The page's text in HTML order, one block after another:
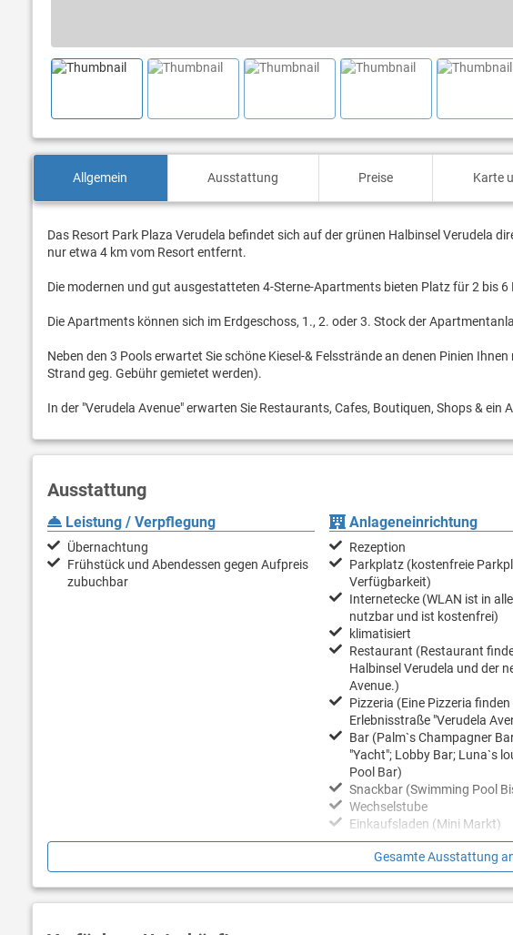
Allgemein Ausstattung Preise Karte
Das Resort Park Plaza Verudela befindet sich auf der grünen Halbinsel Verudela
nur etwa 4 km vom Resort entfernt.
Die modernen und gut ausgestatteten 4-Sterne-Apartments bieten Platz für 2 bis 6
Die Apartments können sich im Erdgeschoss, 1., 2. oder 3. Stock der
Neben den 3 Pools erwartet Sie schöne Kiesel-& Felsstrände an denen Pinien
Strand geg. Gebühr gemietet werden).
In der "Verudela Avenue" erwarten Sie Restaurants, Cafes, Boutiquen, Shops &
Ausstattung
Leistung / Verpflegung
Übernachtung
Frühstück und Abendessen gegen Aufpreis
zubuchbar
Anlageneinrichtung
Rezeption
Parkplatz (kostenfreie
Verfügbarkeit)
Internetecke (WLAN ist in
nutzbar und ist kostenfrei)
klimatisiert
Restaurant (Restaurant
Halbinsel Verudela und der
Avenue.)
Pizzeria (Eine Pizzeria finden
Erlebnisstraße "Verudela
Bar (Palm`s Champagner
"Yacht"; Lobby Bar; Luna`s
Pool Bar)
Snackbar (Swimming Pool
Wechselstube
Einkaufsladen (Mini Markt)
Nächster Strand / Pool
Entlang der Halbinsel Verudela erstrecken
Naturstränden eine Reihe von
Sport / Freizeit
Animation (für Erwachsene,
Gesamte Ausstattung